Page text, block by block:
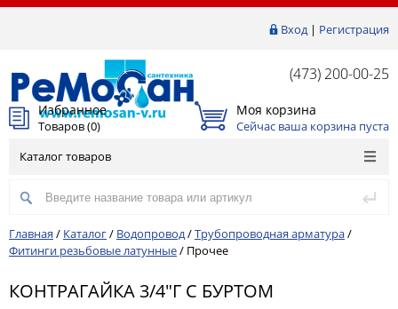
Вход| Регистрация
(473) 200-00-25
Избранное
Товаров (0)
Моя корзина
Сейчас ваша корзина пуста
Каталог товаров
Главная / Каталог/ Водопровод/Трубопроводная арматура/
Фитинги резьбовые латунные/ Прочее
КОНТРАГАЙКА 3/4"Г С БУРТОМ